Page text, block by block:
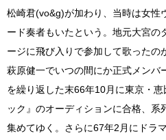
松崎君(vo&g)が加わり、当時は女性
ード奏者もいたという。地元大宮の
ージに飛び入りで参加して歌ったの
萩原健一でいつの間にか正式メンバ
を繰り返した末66年10月に東京・
ック』のオーディションに合格、系
集めてゆく。さらに67年2月にドラ